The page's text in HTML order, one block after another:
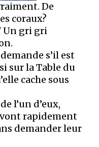
De
coraux?
Un gri gri
s’il est
sur la Table du
cache sous
l’un d’eux,
vont rapidement
demander leur